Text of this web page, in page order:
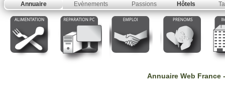
Annuaire Evènements Passions Hôtels
Annuaire Web France